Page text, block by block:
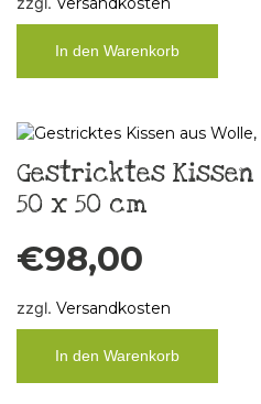
In den Warenkorb
Gestricktes Kissen
50 x 50 cm
€98,00
zzgl. Versandkosten
In den Warenkorb